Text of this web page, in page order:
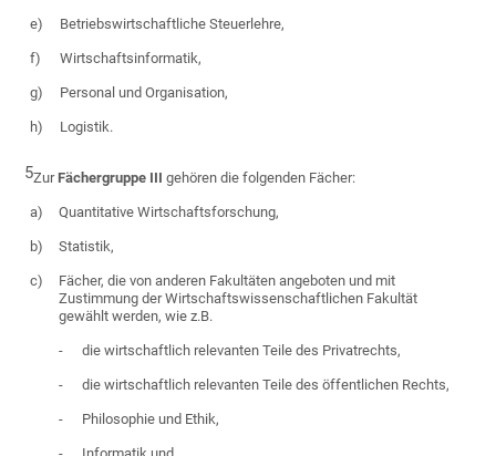
e) Betriebswirtschaftliche Steuerlehre,
f) Wirtschaftsinformatik,
g) Personal und Organisation,
h) Logistik.
5ZurFächergruppe III gehören die folgenden Fächer:
a) Quantitative Wirtschaftsforschung,
b) Statistik,
c)
Fächer, die von anderen Fakultäten angeboten und mit
Zustimmung der Wirtschaftswissenschaftlichen Fakultät
gewählt werden, wie z.B.
- die wirtschaftlich relevanten Teile des Privatrechts,
- die wirtschaftlich relevanten Teile des öffentlichen Rechts,
- Philosophie und Ethik,